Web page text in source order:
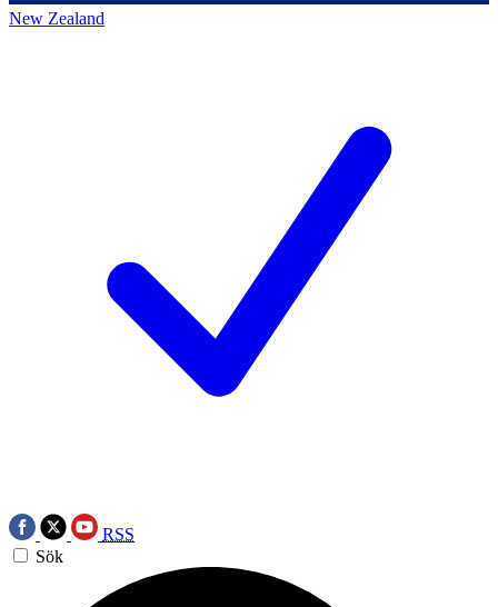
New Zealand
RSS
Sök